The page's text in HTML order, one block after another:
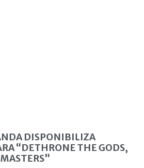
DISPONIBILIZA
“DETHRONE THE GODS,